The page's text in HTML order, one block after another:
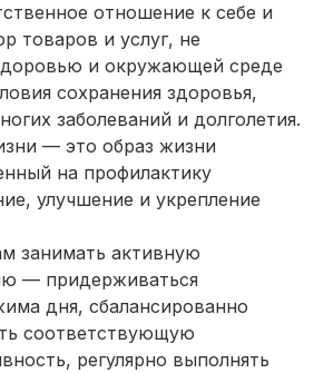
отношение к себе и
товаров и услуг, не
и окружающей среде
сохранения здоровья,
заболеваний и долголетия.
— это образ жизни
на профилактику
улучшение и укрепление
занимать активную
— придерживаться
дня, сбалансированно
соответствующую
регулярно выполнять